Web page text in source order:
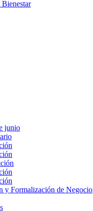
Bienestar
junio
y Formalización de Negocio